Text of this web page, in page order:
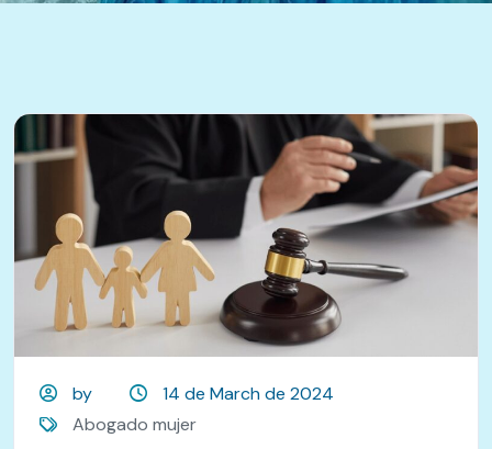
by
14 de March de 2024
Abogado mujer